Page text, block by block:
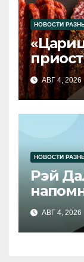
НОВОСТИ
АВГ 4, 2026
НОВОСТИ
Рэй
АВГ 4, 2026